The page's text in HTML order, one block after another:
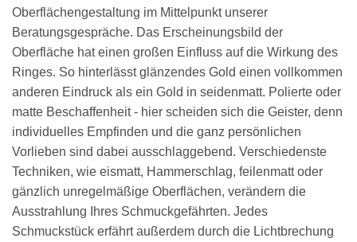
Oberflächengestaltung im Mittelpunkt unserer
Beratungsgespräche. Das Erscheinungsbild der
Oberfläche hat einen großen Einfluss auf die Wirkung des
Ringes. So hinterlässt glänzendes Gold einen vollkommen
anderen Eindruck als ein Gold in seidenmatt. Polierte oder
matte Beschaffenheit - hier scheiden sich die Geister, denn
individuelles Empfinden und die ganz persönlichen
Vorlieben sind dabei ausschlaggebend. Verschiedenste
Techniken, wie eismatt, Hammerschlag, feilenmatt oder
gänzlich unregelmäßige Oberflächen, verändern die
Ausstrahlung Ihres Schmuckgefährten. Jedes
Schmuckstück erfährt außerdem durch die Lichtbrechung